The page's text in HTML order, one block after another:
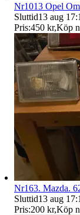
Nr1013 Opel
Sluttid13 aug
Pris:450 kr,Köp
Nr163. Mazda.
Sluttid13 aug
Pris:200 kr,Köp